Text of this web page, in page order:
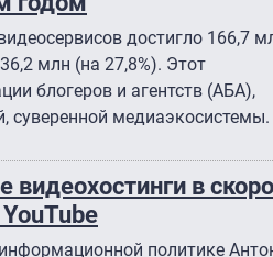
достигло 166,7
млн (на 27,8%). Этот
блогеров и агентств (АБА),
суверенной медиаэкосистемы.
видеохостинги в
политике